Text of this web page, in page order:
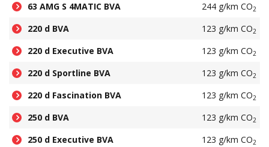
63 AMG S 4MATIC BVA 244 g/km CO2
220 d BVA 123 g/km CO2
220 d Executive BVA 123 g/km CO2
220 d Sportline BVA 123 g/km CO2
220 d Fascination BVA 123 g/km CO2
250 d BVA 123 g/km CO2
250 d Executive BVA 123 g/km CO2